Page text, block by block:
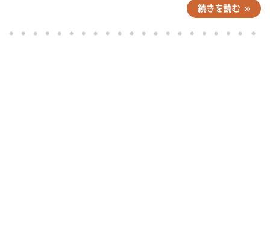
続きを読む »